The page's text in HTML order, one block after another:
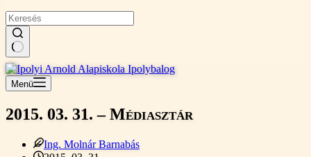
Nincs
találat
Menü
2015. 03. 31. – Médiasztár
Ing. Molnár Barnabás